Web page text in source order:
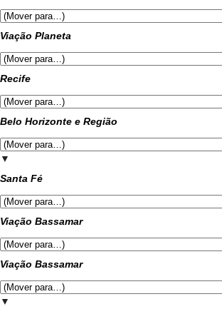
Viação Planeta
Recife
Belo Horizonte e Região
▼
Santa Fé
Viação Bassamar
Viação Bassamar
▼